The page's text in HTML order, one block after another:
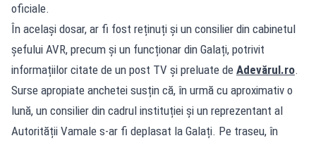
oficiale.
În același dosar, ar fi fost reținuți și un consilier din cabinetul
șefului AVR, precum și un funcționar din Galați, potrivit
informațiilor citate de un post TV și preluate de Adevărul.ro.
Surse apropiate anchetei susțin că, în urmă cu aproximativ o
lună, un consilier din cadrul instituției și un reprezentant al
Autorității Vamale s-ar fi deplasat la Galați. Pe traseu, în